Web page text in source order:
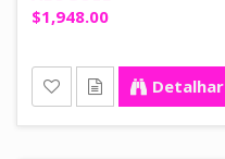
$1,948.00
Detalhar